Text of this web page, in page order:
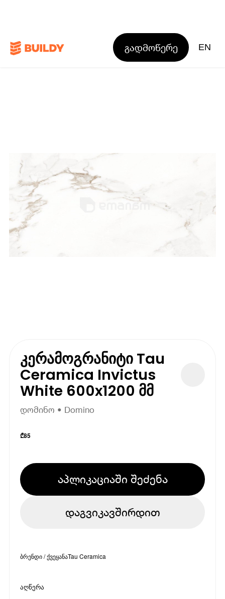
გადმოწერე EN
კერამოგრანიტი Tau
Ceramica Invictus
White 600x1200 მმ
დომინო • Domino
₾85
აპლიკაციაში შეძენა
დაგვიკავშირდით
ბრენდი / ქვეყანაTau Ceramica
აღწერა